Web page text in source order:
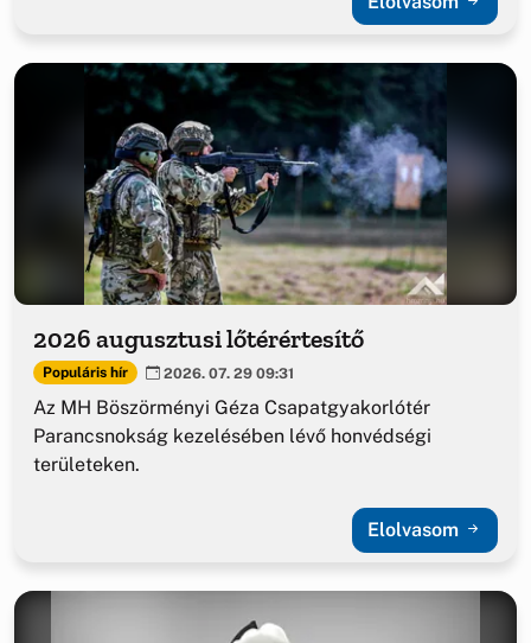
2026 augusztusi lőtérértesítő
Populáris hír 2026. 07. 29 09:31
Az MH Böszörményi Géza Csapatgyakorlótér
Parancsnokság kezelésében lévő honvédségi
területeken.
Elolvasom